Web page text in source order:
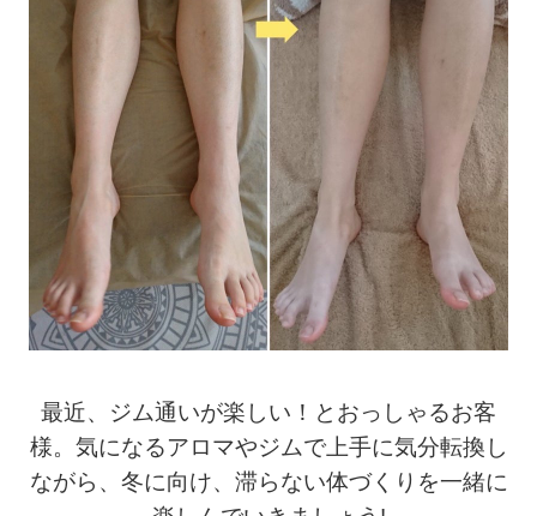
最近、ジム通いが楽しい！とおっしゃるお客
様。 気になるアロマやジムで上手に気分転換し
ながら、 冬に向け、滞らない体づくりを一緒に